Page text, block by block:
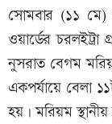
সোমবার (১১ মে)
ওয়ার্ডের
নুসরাত বেগম
একপর্যায়ে বেলা
হয়। মরিয়ম